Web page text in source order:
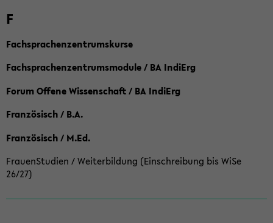
F
Fachsprachenzentrumskurse
Fachsprachenzentrumsmodule / BA IndiErg
Forum Offene Wissenschaft / BA IndiErg
Französisch / B.A.
Französisch / M.Ed.
FrauenStudien / Weiterbildung (Einschreibung bis WiSe
26/27)